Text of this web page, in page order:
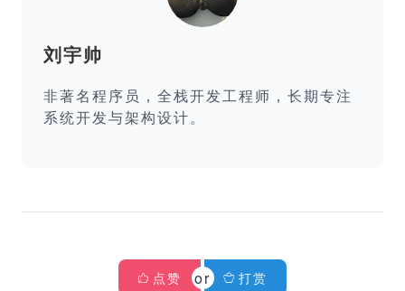
刘宇帅
非著名程序员，全栈开发工程师，长期专注
系统开发与架构设计。
点赞 打赏